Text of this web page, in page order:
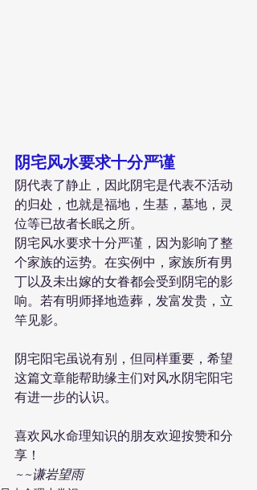
阴宅风水要求十分严谨
阴代表了静止，因此阴宅是代表不活动
的归处，也就是福地，生基，墓地，灵
位等已故者长眠之所。
阴宅风水要求十分严谨，因为影响了整
个家族的运势。在实例中，家族所有男
丁以及未出嫁的女眷都会受到阴宅的影
响。若有明师择地造葬，发富发贵，立
竿见影。
阴宅阳宅虽说有别，但同样重要，希望
这篇文章能帮助缘主们对风水阴宅阳宅
有进一步的认识。
喜欢风水命理知识的朋友欢迎按赞和分
享！
~~谦岩望雨